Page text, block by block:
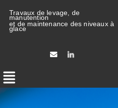
Travaux de levage, de
manutention
et de maintenance des niveaux à
glace